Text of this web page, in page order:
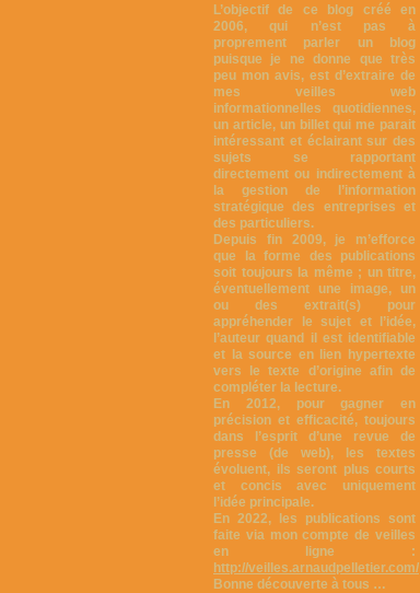
L’objectif de ce blog créé en
2006, qui n’est pas à
proprement parler un blog
puisque je ne donne que très
peu mon avis, est d’extraire de
mes veilles web
informationnelles quotidiennes,
un article, un billet qui me parait
intéressant et éclairant sur des
sujets se rapportant
directement ou indirectement à
la gestion de l’information
stratégique des entreprises et
des particuliers.
Depuis fin 2009, je m’efforce
que la forme des publications
soit toujours la même ; un titre,
éventuellement une image, un
ou des extrait(s) pour
appréhender le sujet et l’idée,
l’auteur quand il est identifiable
et la source en lien hypertexte
vers le texte d’origine afin de
compléter la lecture.
En 2012, pour gagner en
précision et efficacité, toujours
dans l’esprit d’une revue de
presse (de web), les textes
évoluent, ils seront plus courts
et concis avec uniquement
l’idée principale.
En 2022, les publications sont
faite via mon compte de veilles
en ligne :
http://veilles.arnaudpelletier.com/
Bonne découverte à tous …